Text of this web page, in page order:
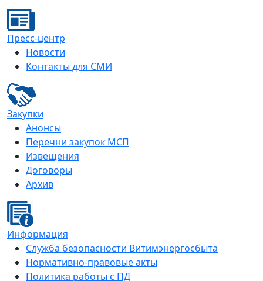
Пресс-центр
Новости
Контакты для СМИ
Закупки
Анонсы
Перечни закупок МСП
Извещения
Договоры
Архив
Информация
Служба безопасности Витимэнергосбыта
Нормативно-правовые акты
Политика работы с ПД